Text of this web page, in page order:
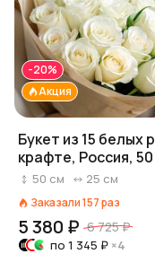
Акция
-20%
Букет из 15 белых
крафте, Россия,
50 см 25 см
Заказали157раз
5 380 ₽ 6 725 ₽
по 1 345 ₽ ×4